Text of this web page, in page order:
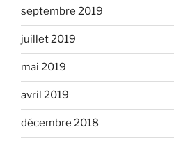
septembre 2019
juillet 2019
mai 2019
avril 2019
décembre 2018